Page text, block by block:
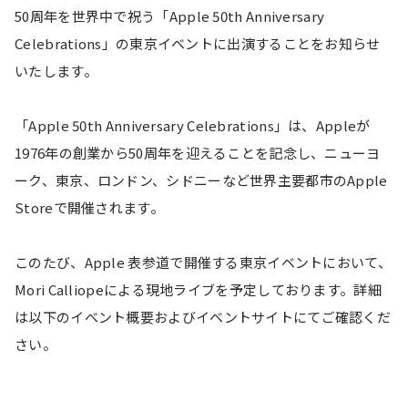
50周年を世界中で祝う「Apple 50th Anniversary
Celebrations」の東京イベントに出演することをお知らせ
いたします。
「Apple 50th Anniversary Celebrations」は、Appleが
1976年の創業から50周年を迎えることを記念し、ニューヨ
ーク、東京、ロンドン、シドニーなど世界主要都市のApple
Storeで開催されます。
このたび、Apple 表参道で開催する東京イベントにおいて、
Mori Calliopeによる現地ライブを予定しております。詳細
は以下のイベント概要およびイベントサイトにてご確認くだ
さい。